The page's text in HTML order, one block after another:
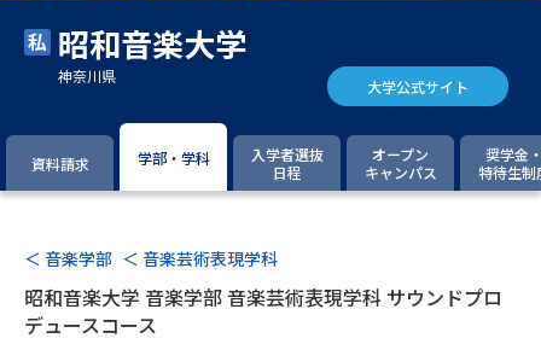
大学パンフ
大学入学共通テスト利用選抜の
過去問題集
専門学校の資料請求 大学院の資料請求
昭和音楽大学
神奈川県 大学公式サイト
資料請求 学部・学科
入学者選抜
日程
オープン
キャンパス
奨学金
特待生制
＜ 音楽学部 ＜ 音楽芸術表現学科
昭和音楽大学 音楽学部 音楽芸術表現学科 サウンドプロ
デュースコース